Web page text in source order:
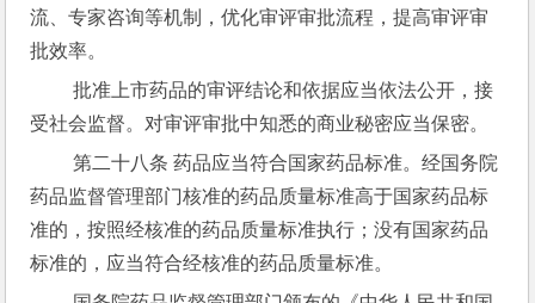
流、专家咨询等机制，优化审评审批流程，提高审评审
批效率。
批准上市药品的审评结论和依据应当依法公开，接
受社会监督。对审评审批中知悉的商业秘密应当保密。
第二十八条 药品应当符合国家药品标准。经国务院
药品监督管理部门核准的药品质量标准高于国家药品标
准的，按照经核准的药品质量标准执行；没有国家药品
标准的，应当符合经核准的药品质量标准。